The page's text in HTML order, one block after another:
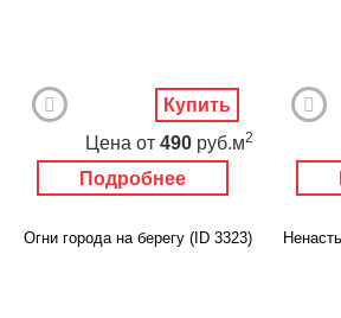
Подробнее
Цена от 490 руб.м2
Купить
Огни города на берегу (ID 3323)